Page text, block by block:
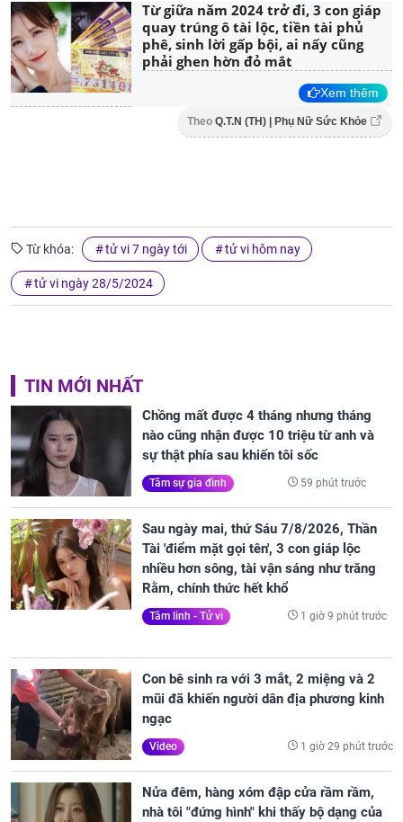
Từ giữa năm 2024 trở đi, 3 con giáp
quay trúng ô tài lộc, tiền tài phủ
phê, sinh lời gấp bội, ai nấy cũng
phải ghen hờn đỏ mắt
Xem thêm
Theo Q.T.N (TH) | Phụ Nữ Sức Khỏe
Từ khóa: tử vi 7 ngày tới tử vi hôm nay
tử vi ngày 28/5/2024
TIN MỚI NHẤT
Chồng mất được 4 tháng nhưng tháng
nào cũng nhận được 10 triệu từ anh và
sự thật phía sau khiến tôi sốc
Tâm sự gia đình 59 phút trước
Sau ngày mai, thứ Sáu 7/8/2026, Thần
Tài 'điểm mặt gọi tên', 3 con giáp lộc
nhiều hơn sông, tài vận sáng như trăng
Rằm, chính thức hết khổ
Tâm linh - Tử vi 1 giờ 9 phút trước
Con bê sinh ra với 3 mắt, 2 miệng và 2
mũi đã khiến người dân địa phương kinh
ngạc
Video 1 giờ 29 phút trước
Nửa đêm, hàng xóm đập cửa rầm rầm,
nhà tôi "đứng hình" khi thấy bộ dạng của